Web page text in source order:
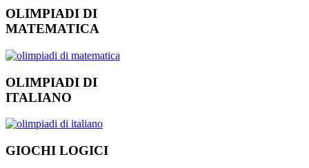
OLIMPIADI DI
MATEMATICA
OLIMPIADI DI
ITALIANO
GIOCHI LOGICI